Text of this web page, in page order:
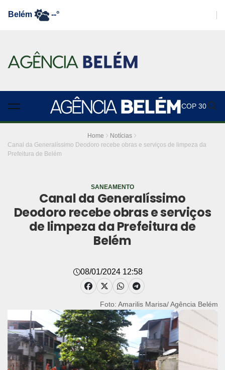
Belém --°
COP 30
Home
Notícias
Canal da Generalíssimo Deodoro recebe obras e serviços de limpeza da
Prefeitura de Belém
SANEAMENTO
Canal da Generalíssimo
Deodoro recebe obras e serviços
de limpeza da Prefeitura de
Belém
08/01/2024 12:58
Foto: Amarilis Marisa/ Agência Belém